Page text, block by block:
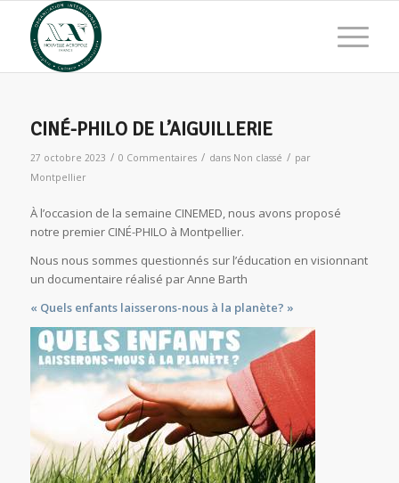
CINÉ-PHILO DE L’AIGUILLERIE
27 octobre 2023 / 0 Commentaires / dans Non classé / par
Montpellier
À l’occasion de la semaine CINEMED, nous avons proposé
notre premier CINÉ-PHILO à Montpellier.
Nous nous sommes questionnés sur l’éducation en visionnant
un documentaire réalisé par Anne Barth
« Quels enfants laisserons-nous à la planète? »